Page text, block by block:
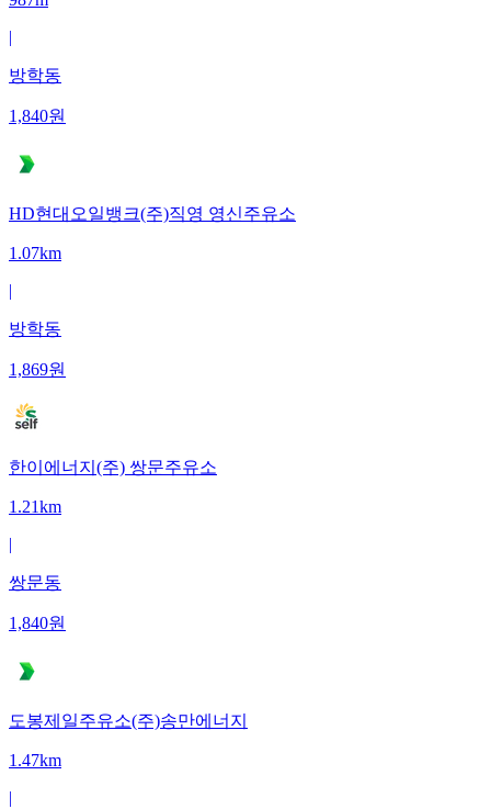
|
방학동
1,840원
HD현대오일뱅크(주)직영 영신주유소
1.07km
|
방학동
1,869원
한이에너지(주) 쌍문주유소
1.21km
|
쌍문동
1,840원
도봉제일주유소(주)송만에너지
1.47km
|